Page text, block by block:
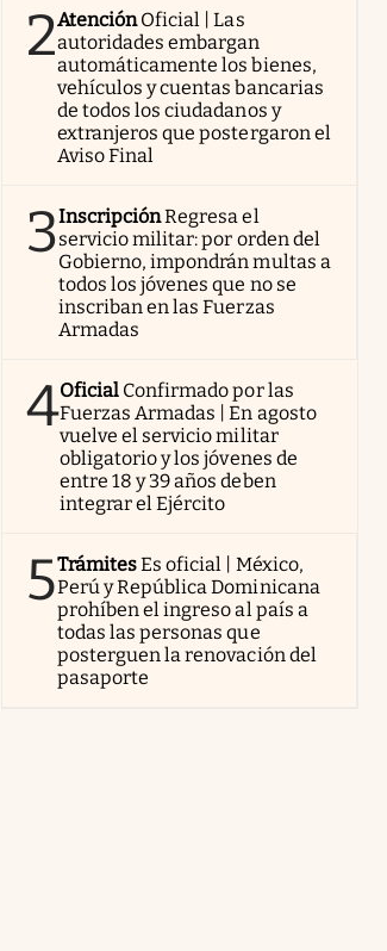
2AtenciónOficial | Las
autoridades embargan
automáticamente los bienes,
vehículos y cuentas bancarias
de todos los ciudadanos y
extranjeros que postergaron el
Aviso Final
3InscripciónRegresa el
servicio militar: por orden del
Gobierno, impondrán multas a
todos los jóvenes que no se
inscriban en las Fuerzas
Armadas
4Oficial Confirmado por las
Fuerzas Armadas | En agosto
vuelve el servicio militar
obligatorio y los jóvenes de
entre 18 y 39 años deben
integrar el Ejército
5TrámitesEs oficial | México,
Perú y República Dominicana
prohíben el ingreso al país a
todas las personas que
posterguen la renovación del
pasaporte